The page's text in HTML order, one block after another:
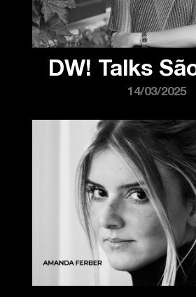
DW! Talks
14/03/2025